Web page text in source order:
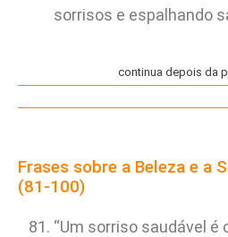
sorrisos e espalhando
continua depois da
Frases sobre a Beleza e a
(81-100)
“Um sorriso saudável é